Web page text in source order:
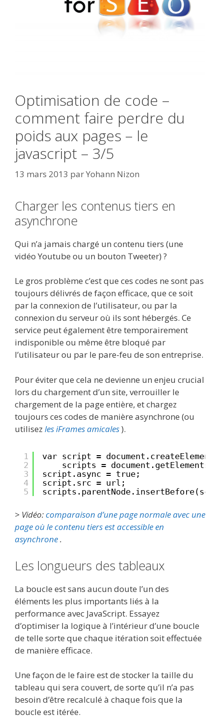
Optimisation de code –
comment faire perdre du
poids aux pages – le
javascript – 3/5
13 mars 2013 parYohann Nizon
Charger les contenus tiers en
asynchrone
Qui n’a jamais chargé un contenu tiers (une
vidéo Youtube ou un bouton Tweeter) ?
Le gros problème c’est que ces codes ne sont pas
toujours délivrés de façon efficace, que ce soit
par la connexion de l’utilisateur, ou par la
connexion du serveur où ils sont hébergés. Ce
service peut également être temporairement
indisponible ou même être bloqué par
l’utilisateur ou par le pare-feu de son entreprise.
Pour éviter que cela ne devienne un enjeu crucial
lors du chargement d’un site, verrouiller le
chargement de la page entière, et chargez
toujours ces codes de manière asynchrone (ou
utilisez les iFrames amicales).
1
2
3
4
5
var script =
scripts =
script.async = true;
script.src = url;
> Vidéo:comparaison d’une page normale avec une
page où le contenu tiers est accessible en
asynchrone.
Les longueurs des tableaux
La boucle est sans aucun doute l’un des
éléments les plus importants liés à la
performance avec JavaScript. Essayez
d’optimiser la logique à l’intérieur d’une boucle
de telle sorte que chaque itération soit effectuée
de manière efficace.
Une façon de le faire est de stocker la taille du
tableau qui sera couvert, de sorte qu’il n’a pas
besoin d’être recalculé à chaque fois que la
boucle est itérée.